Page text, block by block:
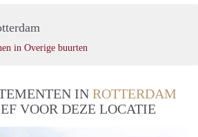
in Overige buurten
IN ROTTERDAM
VOOR DEZE LOCATIE